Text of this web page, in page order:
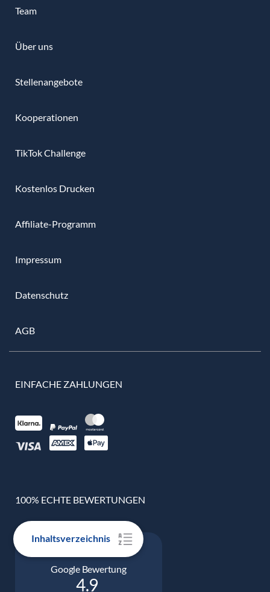
Inhaltsverzeichnis
Team
Über uns
Stellenangebote
Kooperationen
TikTok Challenge
Kostenlos Drucken
Affiliate-Programm
Impressum
Datenschutz
AGB
EINFACHE ZAHLUNGEN
100% ECHTE BEWERTUNGEN
Google Bewertung
4.9